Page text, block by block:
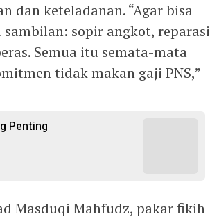
dan keteladanan. “Agar bisa
sopir angkot, reparasi
Semua itu semata-mata
tidak makan gaji PNS,”
Penting
Masduqi Mahfudz, pakar fikih